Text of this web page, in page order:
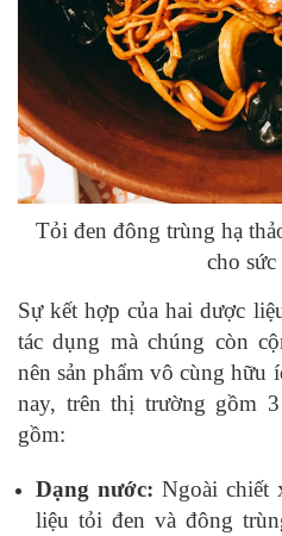
Tỏi đen đông trùng hạ
cho
Sự kết hợp của hai dược
tác dụng mà chúng còn
nên sản phẩm vô cùng hữu
nay, trên thị trường gồm
gồm:
Dạng nước: Ngoài chiết
liệu tỏi đen và đông